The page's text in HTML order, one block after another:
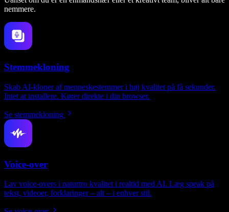
nemmere.
Stemmekloning
Skab AI-kloner af menneskestemmer i høj kvalitet på få sekunder.
Intet at installere. Kører direkte i din browser.
Se stemmekloning
Voice-over
Lav voice-overs i naturtro kvalitet i realtid med AI. Læg speak på
tekst, videoer, forklaringer – alt – i enhver stil.